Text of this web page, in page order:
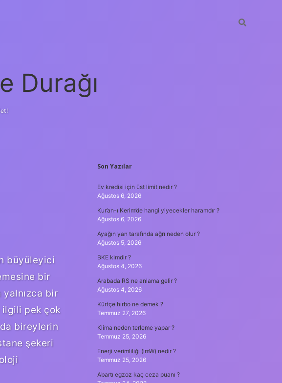
Durağı
büyüleyici
bir
yalnızca bir
ilgili pek çok
bireylerin
şekeri
SIDEBAR
Son Yazılar
Ev kredisi için üst limit nedir ?
Ağustos 6, 2026
Kur’an-ı Kerim’de hangi yiyecekler haramdır ?
Ağustos 6, 2026
Ayağın yan tarafında ağrı neden olur ?
Ağustos 5, 2026
BKE kimdir ?
Ağustos 4, 2026
Arabada RS ne anlama gelir ?
Ağustos 4, 2026
Kürtçe hırbo ne demek ?
Temmuz 27, 2026
Klima neden terleme yapar ?
Temmuz 25, 2026
Enerji verimliliği (lmW) nedir ?
Temmuz 25, 2026
Abartı egzoz kaç ceza puanı ?